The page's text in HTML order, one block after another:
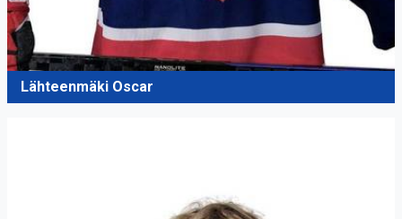
Lähteenmäki Oscar